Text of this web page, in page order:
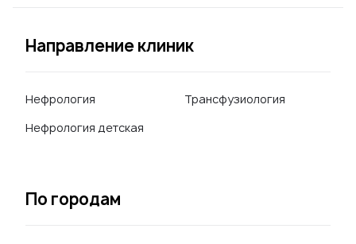
Направление клиник
Нефрология
Нефрология детская
Трансфузиология
По городам